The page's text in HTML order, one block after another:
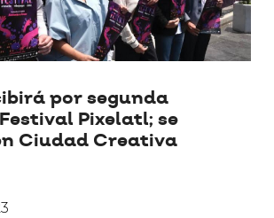
por segunda
Pixelatl; se
Ciudad Creativa